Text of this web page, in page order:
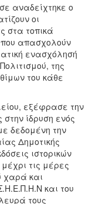
αναδείχτηκε ο
οι
στα τοπικά
που απασχολούν
ενασχόλησή
της
του κάθε
εξέφρασε την
ίδρυση ενός
δεδομένη την
Δημοτικής
ιστορικών
τις μέρες
χαρά και
και του
τους